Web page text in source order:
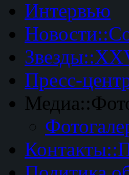
Интервью
Пресс-